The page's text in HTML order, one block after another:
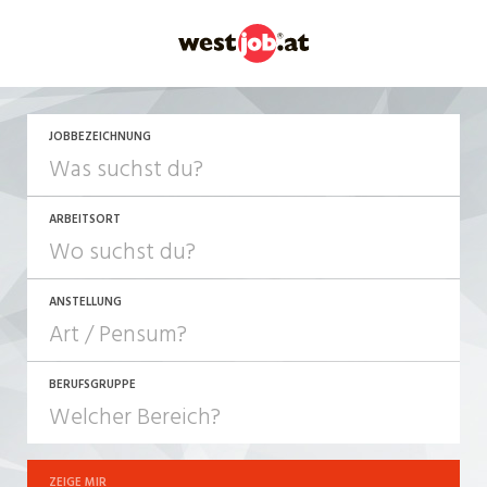
JOBBEZEICHNUNG
ARBEITSORT
ANSTELLUNG
JOB-TYP
Festanstellung
BERUFSGRUPPE
ZEIGE MIR